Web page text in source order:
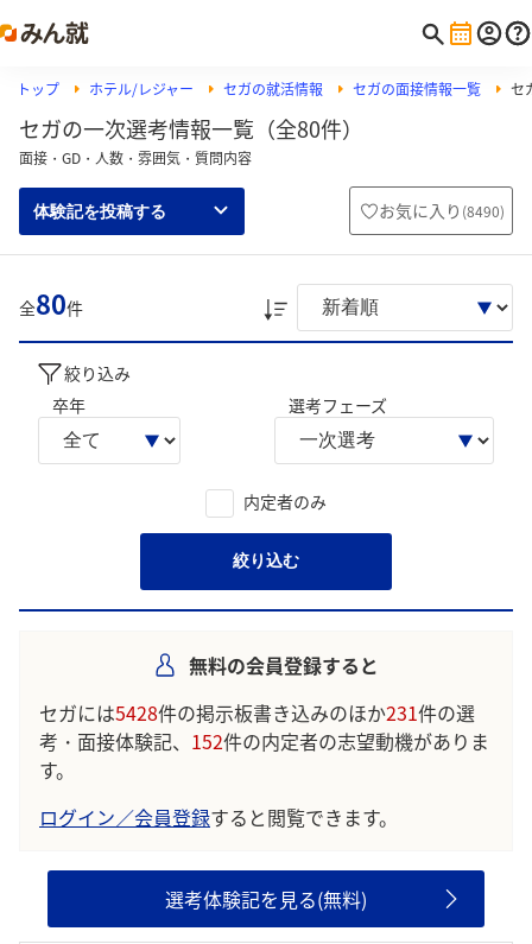
トップ ホテル/レジャー セガの就活情報 セガの面接情報一覧 セ
セガの一次選考情報一覧（全80件）
面接・GD・人数・雰囲気・質問内容
体験記を投稿する お気に入り (8490)
全80件
絞り込み
卒年
選考フェーズ
内定者のみ
絞り込む
無料の会員登録すると
セガには5428件の掲示板書き込みのほか231件の選
考・面接体験記、 152件の内定者の志望動機がありま
す。
ログイン／会員登録すると閲覧できます。
選考体験記を見る(無料)